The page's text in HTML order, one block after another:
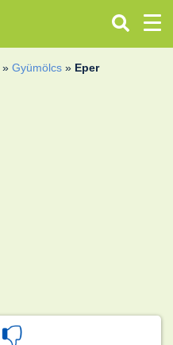
»Gyümölcs » Eper